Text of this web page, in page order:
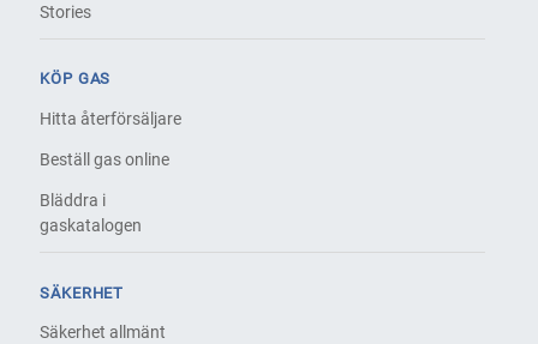
Stories
KÖP GAS
Hitta återförsäljare
Beställ gas online
Bläddra i
gaskatalogen
SÄKERHET
Säkerhet allmänt